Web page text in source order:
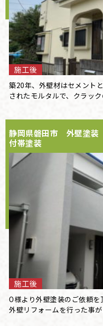
施工後
築20年、外壁材はセメント
されたモルタルで、クラッ
静岡県磐田市 外壁塗
付帯塗装
施工後
O様より外壁塗装のご依頼を
外壁リフォームを行った事